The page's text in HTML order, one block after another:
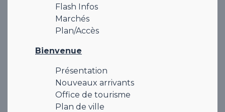
Flash Infos
Marchés
Plan/Accès
Bienvenue
Présentation
Nouveaux arrivants
Office de tourisme
Plan de ville